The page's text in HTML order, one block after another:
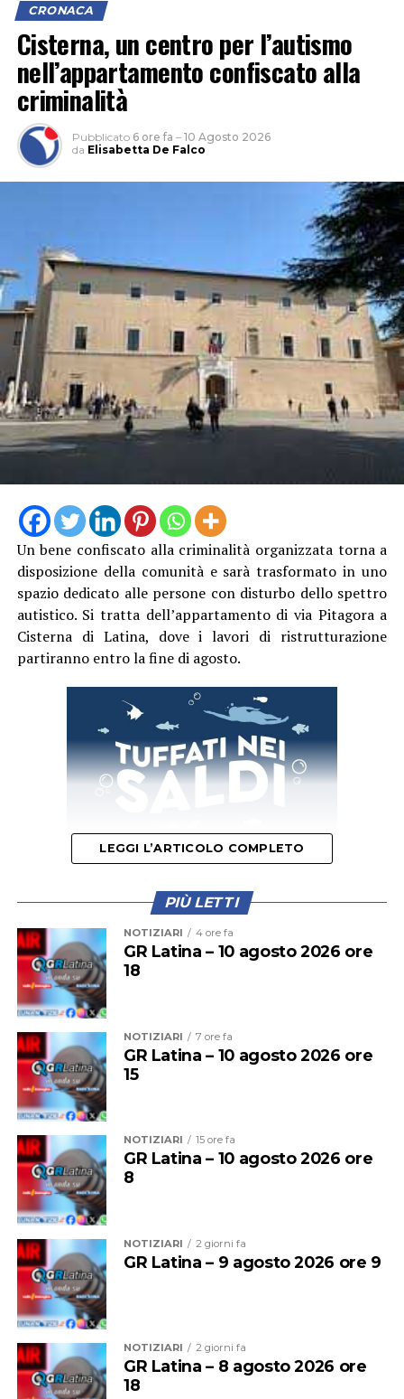
L’obiettivo della raccolta è raggiungere 18mila euro per
sostenere le spese del rimpatrio della salma, le pratiche
per il trasferimento internazionale e i costi del funerale.
Amir viene ricordato dagli amici come una persona
buona, rispettosa e generosa. Il suo motto era “Never
Give Up”, diventato anche il messaggio dell’appello alla
solidarietà rivolto alla comunità. Chi non può
contribuire economicamente può comunque aiutare
condividendo la raccolta fondi.
help-us-bring-amir-home?attribution_id=sl:e8f03309-
81d3-4737-aed7-
treatment-
5&utm_medium=customer&utm_source=copy_link
CRONACA
Cisterna, un centro per l’autismo
nell’appartamento confiscato alla
criminalità
Pubblicato 6 ore fa – 10 Agosto 2026
da Elisabetta De Falco
Un bene confiscato alla criminalità organizzata torna a
disposizione della comunità e sarà trasformato in uno
spazio dedicato alle persone con disturbo dello spettro
autistico. Si tratta dell’appartamento di via Pitagora a
Cisterna di Latina, dove i lavori di ristrutturazione
partiranno entro la fine di agosto.
Nei giorni scorsi il dirigente comunale Vincenzo Capaldo
ha firmato la determina di aggiudicazione dei lavori, per
un investimento complessivo di 150mila euro
interamente finanziato dalla Regione Lazio. L’intervento
prevede la riqualificazione degli ambienti per consentire
lo svolgimento di attività e servizi rivolti alle persone
autistiche e alle loro famiglie.
All’interno dell’appartamento saranno realizzati una
stanza per i colloqui, uno spazio dedicato alle diverse
terapie, un ambiente destinato ad altre attività e i
LEGGI L’ARTICOLO COMPLETO
PIÙ LETTI
NOTIZIARI 4 ore fa
GR Latina – 10 agosto 2026 ore
18
NOTIZIARI 7 ore fa
GR Latina – 10 agosto 2026 ore
15
NOTIZIARI 15 ore fa
GR Latina – 10 agosto 2026 ore
8
NOTIZIARI 2 giorni fa
GR Latina – 9 agosto 2026 ore 9
NOTIZIARI 2 giorni fa
GR Latina – 8 agosto 2026 ore
18